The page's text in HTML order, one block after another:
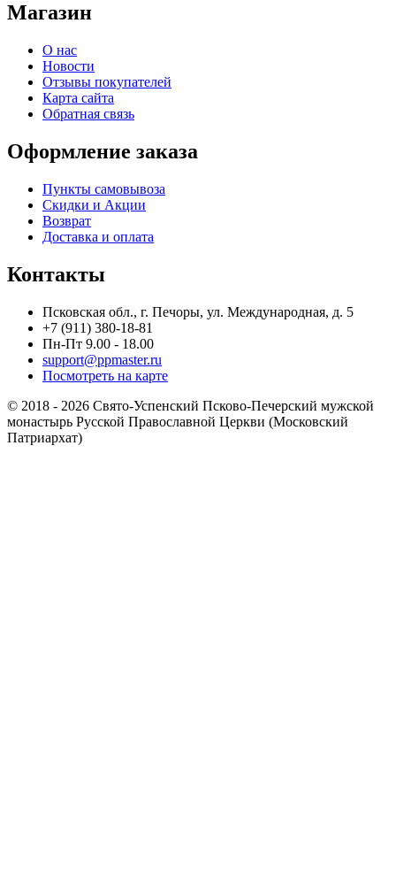
Магазин
О нас
Новости
Отзывы покупателей
Карта сайта
Обратная связь
Оформление заказа
Пункты самовывоза
Скидки и Акции
Возврат
Доставка и оплата
Контакты
Псковская обл., г. Печоры, ул. Международная, д. 5
+7 (911) 380-18-81
Пн-Пт 9.00 - 18.00
support@ppmaster.ru
Посмотреть на карте
© 2018 - 2026 Свято-Успенский Псково-Печерский мужской
монастырь Русской Православной Церкви (Московский
Патриархат)